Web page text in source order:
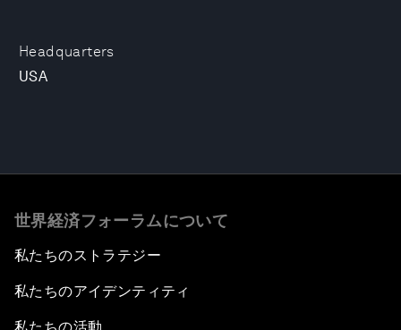
Headquarters
USA
世界経済フォーラムについて
私たちのストラテジー
私たちのアイデンティティ